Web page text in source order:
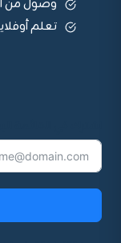
وصول من
تعلم